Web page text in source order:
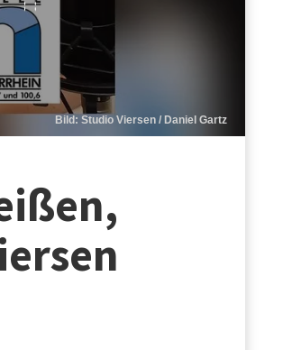
Bild: Studio Viersen / Daniel Gartz